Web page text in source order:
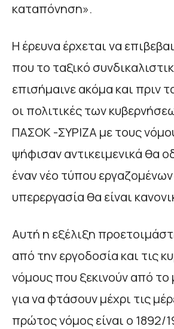
καταπόνηση».
Η έρευνα έρχεται να
που το ταξικό
επισήμαινε ακόμα και πριν
οι πολιτικές των
ΠΑΣΟΚ -ΣΥΡΙΖΑ με τους
ψήφισαν αντικειμενικά θα
έναν νέο τύπου
υπερεργασία θα είναι
Αυτή η εξέλιξη
από την εργοδοσία και τις
νόμους που ξεκινούν από το
για να φτάσουν μέχρι τις
πρώτος νόμος είναι ο 1892/